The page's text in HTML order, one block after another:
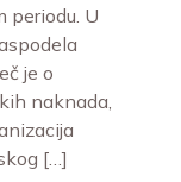
periodu. U
je o
naknada,
[…]